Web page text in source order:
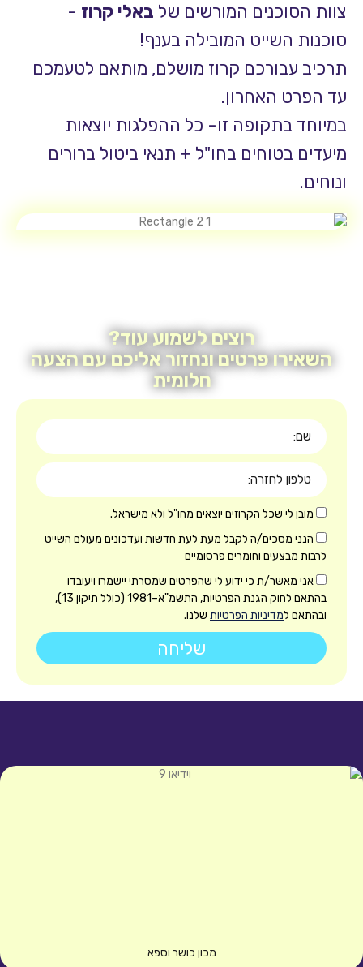
המורשים שלבאלי קרוז-
המובילה בענף!
קרוז מושלם, מותאם לטעמכם
האחרון.
זו- כל ההפלגות יוצאות
בחו"ל + תנאי ביטול ברורים
רוצים לשמוע עוד?
פרטים ונחזור אליכם עם הצעה
שכל הקרוזים יוצאים מחו"ל ולא מישראל.
מסכים/ה לקבל מעת לעת חדשות ועדכונים מעולם השייט
וחומרים פרסומיים
ת כי ידוע לי שהפרטים שמסרתי יישמרו ויעובדו
בהתאם לחוק הגנת הפרטיות, התשמ"א–1981 (כולל תיקון 13),
מדיניות הפרטיותשלנו.